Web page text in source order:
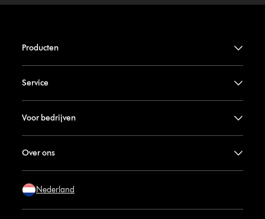
Producten
Service
Voor bedrijven
Over ons
Nederland